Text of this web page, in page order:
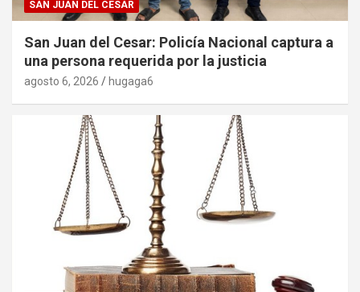
SAN JUAN DEL CESAR
San Juan del Cesar: Policía Nacional captura a
una persona requerida por la justicia
agosto 6, 2026 hugaga6